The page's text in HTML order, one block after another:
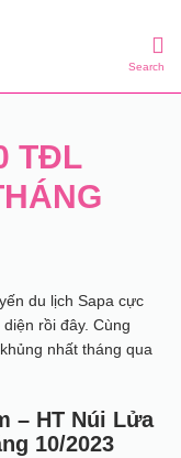
Search
TĐL
du lịch Sapa cực
rồi đây. Cùng
nhất tháng qua
– HT Núi Lửa
10/2023